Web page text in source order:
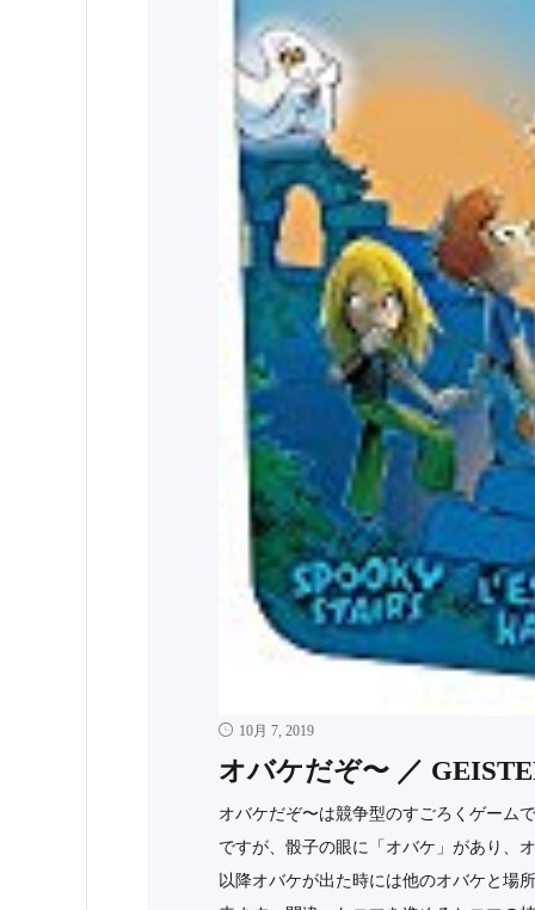
10月 7, 2019
オバケだぞ〜 ／
オバケだぞ〜は競争型のすごろくゲーム
ですが、骰子の眼に「オバケ」があり、
以降オバケが出た時には他のオバケと場